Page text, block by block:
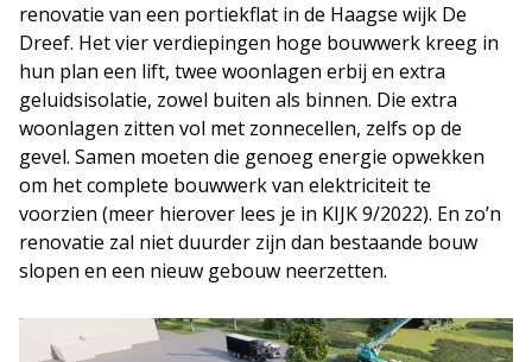
renovatie van een portiekflat in de Haagse wijk De
Dreef. Het vier verdiepingen hoge bouwwerk kreeg in
hun plan een lift, twee woonlagen erbij en extra
geluidsisolatie, zowel buiten als binnen. Die extra
woonlagen zitten vol met zonnecellen, zelfs op de
gevel. Samen moeten die genoeg energie opwekken
om het complete bouwwerk van elektriciteit te
voorzien (meer hierover lees je in KIJK 9/2022). En zo’n
renovatie zal niet duurder zijn dan bestaande bouw
slopen en een nieuw gebouw neerzetten.